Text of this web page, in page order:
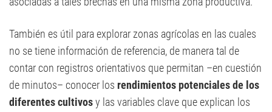
También es útil para explorar zonas agrícolas en las cuales
no se tiene información de referencia, de manera tal de
contar con registros orientativos que permitan –en cuestión
de minutos– conocer los rendimientos potenciales de los
diferentes cultivosy las variables clave que explican los